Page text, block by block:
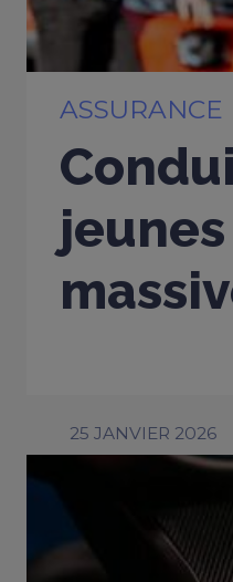
ASSURANCE
25 JANVIER 2026